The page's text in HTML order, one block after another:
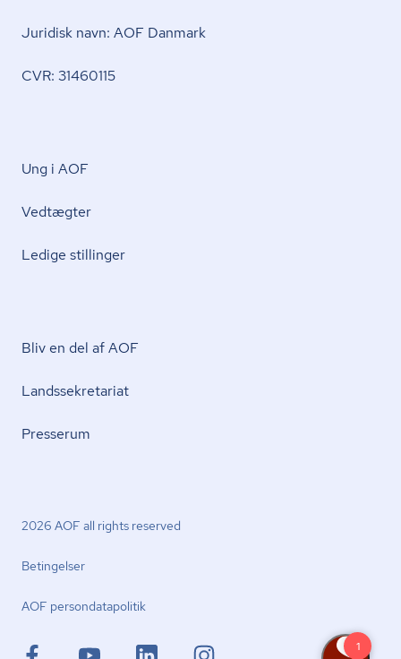
Juridisk navn: AOF Danmark
CVR: 31460115
Ung i AOF
Vedtægter
Ledige stillinger
Bliv en del af AOF
Lands­se­kre­ta­ri­at
Presserum
2026 AOF all rights reserved
Betingelser
AOF per­son­da­ta­po­li­tik